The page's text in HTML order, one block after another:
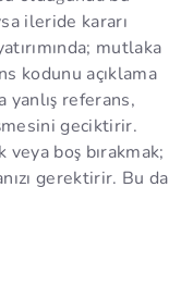
ileride kararı
mutlaka
kodunu açıklama
yanlış referans,
geciktirir.
boş bırakmak;
gerektirir. Bu da